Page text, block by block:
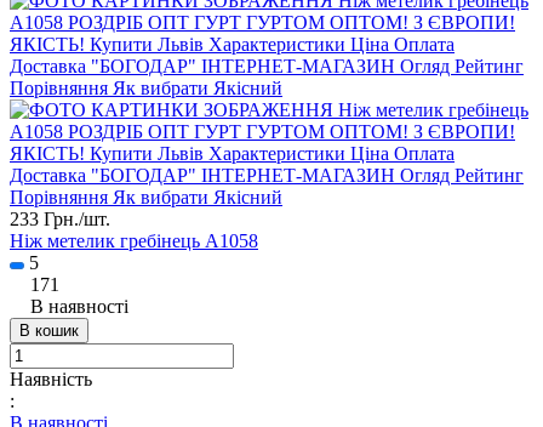
233 Грн./шт.
Ніж метелик гребінець A1058
5
171
В наявності
В кошик
Наявність
:
В наявності